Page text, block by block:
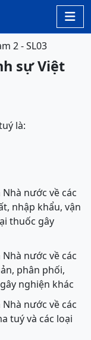

2 - SL03
sự Việt
là:
nước về các
nhập khẩu, vận
thuốc gây
nước về các
phân phối,
nghiện khác
nước về các
tuý và các loại